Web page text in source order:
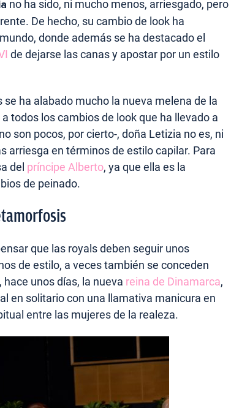
no ha sido, ni mucho menos, arriesgado, pero
De hecho, su cambio de look ha
donde además se ha destacado el
de dejarse las canas y apostar por un estilo
ha alabado mucho la nueva melena de la
todos los cambios de look que ha llevado a
son pocos, por cierto-, doña Letizia no es, ni
arriesga en términos de estilo capilar. Para
del príncipe Alberto, ya que ella es la
de peinado.
que las royals deben seguir unos
de estilo, a veces también se conceden
unos días, la nueva reina de Dinamarca,
en solitario con una llamativa manicura en
entre las mujeres de la realeza.